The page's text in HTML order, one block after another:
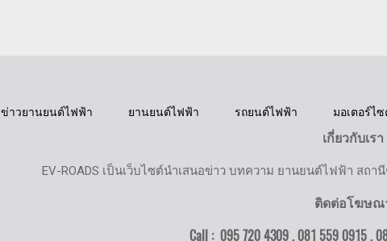
ข่าวยานยนต์ไฟฟ้า ยานยนต์ไฟฟ้า รถยนต์ไฟฟ้า มอเตอร์ไ
เกี่ยวกับเรา
EV-ROADS เป็นเว็บไซต์นำเสนอข่าว บทความ ยานยนต์ไฟฟ้า สถ
ติดต่อโฆษณ
Call : 095 720 4309 , 081 559 0915 ,